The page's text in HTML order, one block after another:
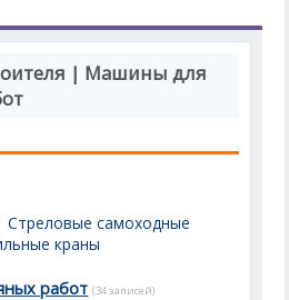
| Машины для
Стреловые самоходные
краны
работ (34 записей)